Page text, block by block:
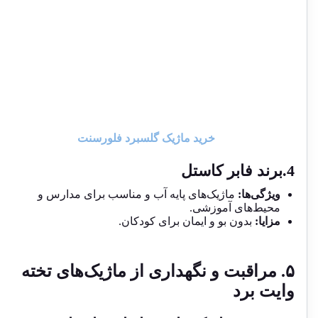
خرید ماژیک گلسبرد فلورسنت
ویژگی‌ها:ماژیک‌های پایه آب و مناسب برای مدارس و
محیط‌های آموزشی.
مزایا: بدون بو و ایمان برای کودکان.
۵. مراقبت و نگهداری از ماژیک‌های تخته
وایت برد